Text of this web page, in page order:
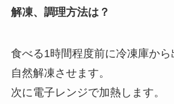
解凍、調理方法は？
食べる1時間程度前に冷凍庫から
自然解凍させます。
次に電子レンジで加熱します。